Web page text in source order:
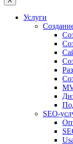
Услуги
SEO-